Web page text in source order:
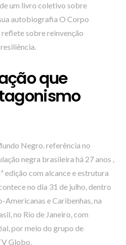
um livro coletivo sobre
autobiografia O Corpo
sobre reinvenção
que
Negro. referência no
negra brasileira há 27 anos ,
edição com alcance e estrutura
no dia 31 de julho, dentro
Americanas e Caribenhas, na
no Rio de Janeiro, com
por meio do grupo de
Globo.